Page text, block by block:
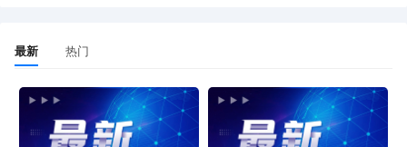
18922709, filed by Suzhou Jihekai Network
Technology Co., Ltd.
最新 热门